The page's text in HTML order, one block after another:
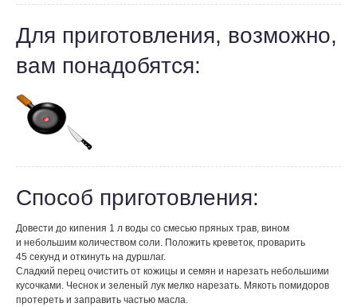
Для приготовления, возможно,
вам понадобятся:
Способ приготовления:
Довести до кипения 1 л воды со смесью пряных трав, вином
и небольшим количеством соли. Положить креветок, проварить
45 секунд и откинуть на дуршлаг.
Сладкий перец очистить от кожицы и семян и нарезать небольшими
кусочками. Чеснок и зеленый лук мелко нарезать. Мякоть помидоров
протереть и заправить частью масла.